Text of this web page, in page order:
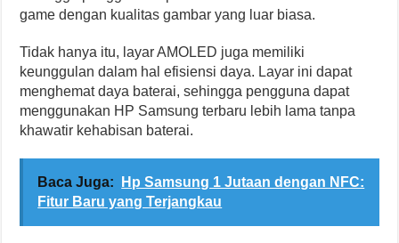
game dengan kualitas gambar yang luar biasa.
Tidak hanya itu, layar AMOLED juga memiliki
keunggulan dalam hal efisiensi daya. Layar ini dapat
menghemat daya baterai, sehingga pengguna dapat
menggunakan HP Samsung terbaru lebih lama tanpa
khawatir kehabisan baterai.
Baca Juga:
Hp Samsung 1 Jutaan dengan NFC:
Fitur Baru yang Terjangkau